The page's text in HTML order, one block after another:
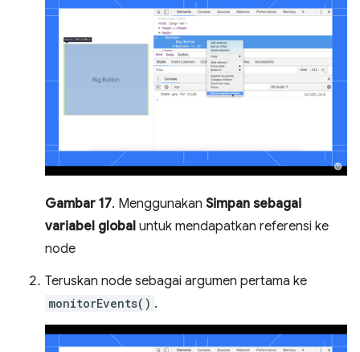
Gambar 17. Menggunakan Simpan sebagai
variabel global untuk mendapatkan referensi ke
node
Teruskan node sebagai argumen pertama ke
monitorEvents() .